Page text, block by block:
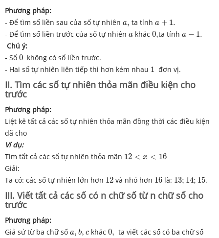
Phương pháp:
- Để tìm số liền sau của số tự nhiên a,
a, ta tính a + 1.
a 1.
- Để tìm số liền trước của số tự nhiên a
a khác 0,
0 ,ta tính a − 1.
a 1.
Chú ý:
- Số 0
0 không có số liền trước.
- Hai số tự nhiên liên tiếp thì hơn kém nhau 1
1 đơn vị.
II. Tìm các số tự nhiên thỏa mãn điều kiện cho
trước
Phương pháp:
Liệt kê tất cả các số tự nhiên thỏa mãn đồng thời các điều kiện
đã cho
Ví dụ:
Tìm tất cả các số tự nhiên thỏa mãn 12 < x < 16
12 <x < 16
Giải:
Ta có: các số tự nhiên lớn hơn 12
12 và nhỏ hơn 16
16 là: 13; 14; 15
13 14 ;15.
III. Viết tất cả các số có n chữ số từ n chữ số cho
trước
Phương pháp:
Giả sử từ ba chữ số a, b, c
a b, ckhác 0,
0
ta viết các số có ba chữ số